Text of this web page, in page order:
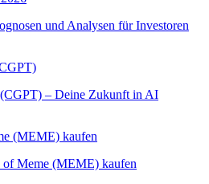
und Analysen für Investoren
– Deine Zukunft in AI
Meme (MEME) kaufen